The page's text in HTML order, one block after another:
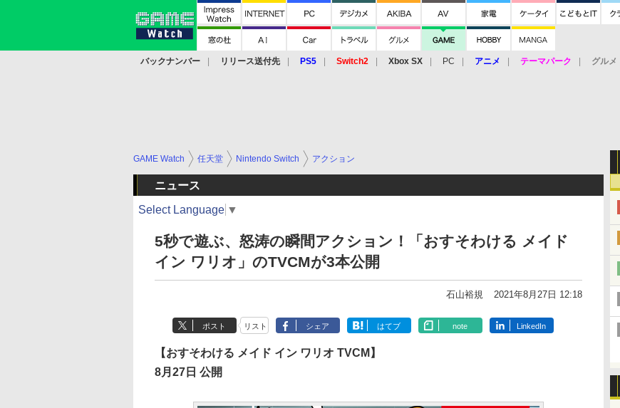
バックナンバー リリース送付先 PS5 Switch2 Xbox SX PC アニメ テーマパーク グルメ
GAME Watch 任天堂 Nintendo Switch アクション
ニュース
Select Language ▼
5秒で遊ぶ、怒涛の瞬間アクション！「おすそわける メイド
イン ワリオ」のTVCMが3本公開
石山裕規 2021年8月27日 12:18
ポスト リスト シェア はてブ note LinkedIn
【おすそわける メイド イン ワリオ TVCM】
8月27日 公開